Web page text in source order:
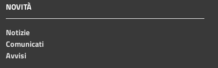
NOVITÀ
Notizie
Comunicati
Avvisi